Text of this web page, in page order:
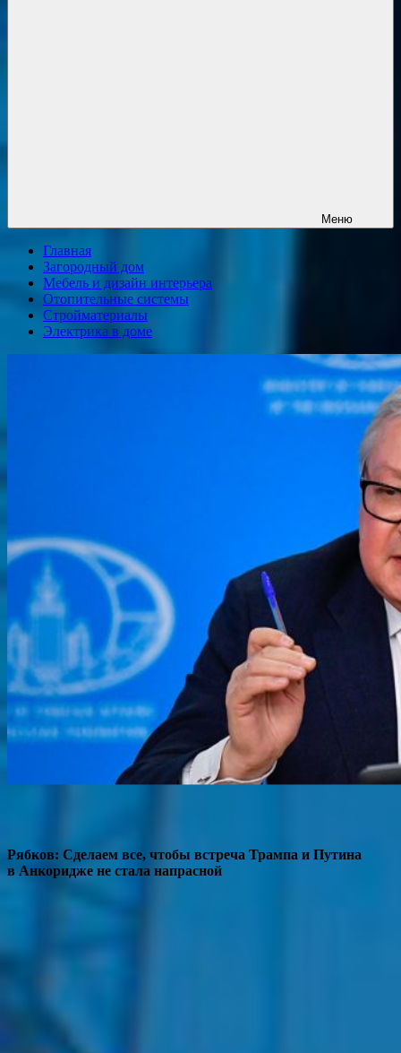
Меню
Главная
Загородный дом
Мебель и дизайн интерьера
Отопительные системы
Стройматериалы
Электрика в доме
Рябков: Сделаем все, чтобы встреча Трампа и Путина
в Анкоридже не стала напрасной